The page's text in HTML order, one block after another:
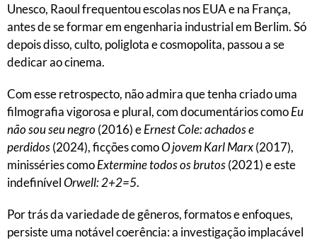
Unesco, Raoul frequentou escolas nos EUA e na França,
antes de se formar em engenharia industrial em Berlim. Só
depois disso, culto, poliglota e cosmopolita, passou a se
dedicar ao cinema.
Com esse retrospecto, não admira que tenha criado uma
filmografia vigorosa e plural, com documentários comoEu
não sou seu negro (2016) eErnest Cole: achados e
perdidos(2024), ficções comoO jovem Karl Marx(2017),
minisséries comoExtermine todos os brutos(2021) e este
indefinívelOrwell: 2+2=5.
Por trás da variedade de gêneros, formatos e enfoques,
persiste uma notável coerência: a investigação implacável